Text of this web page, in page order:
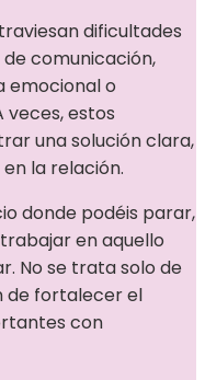
dificultades
comunicación,
emocional o
veces, estos
una solución clara,
la relación.
donde podéis parar,
en aquello
No se trata solo de
de fortalecer el
con